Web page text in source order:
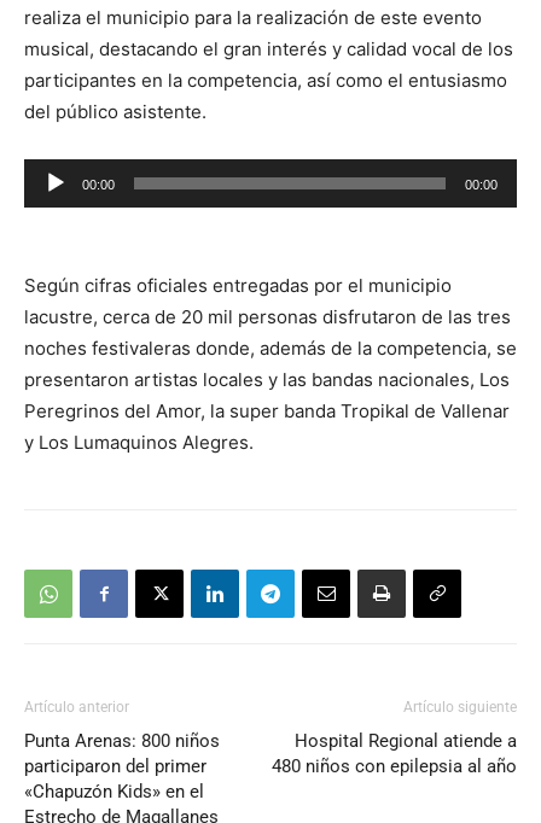
realiza el municipio para la realización de este evento
musical, destacando el gran interés y calidad vocal de los
participantes en la competencia, así como el entusiasmo
del público asistente.
Reproductor
de
00:00 00:00
Según cifras oficiales entregadas por el municipio
lacustre, cerca de 20 mil personas disfrutaron de las tres
noches festivaleras donde, además de la competencia, se
presentaron artistas locales y las bandas nacionales, Los
Peregrinos del Amor, la super banda Tropikal de Vallenar
y Los Lumaquinos Alegres.
Artículo anterior
Punta Arenas: 800 niños
participaron del primer
«Chapuzón Kids» en el
Estrecho de Magallanes
Artículo siguiente
Hospital Regional atiende a
480 niños con epilepsia al año